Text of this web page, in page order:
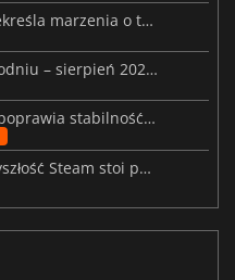
Wyciek ceny Steam Frame przekreśla marzenia o tanim zestawie VR
Premiery gier wideo w tym tygodniu – sierpień 2026 r. (32. tydzień)
Nowa aktualizacja w Palworld poprawia stabilność Sunreach i walk z bossami
Projekt Helix znów w grze, przyszłość Steam stoi pod znakiem zapytania